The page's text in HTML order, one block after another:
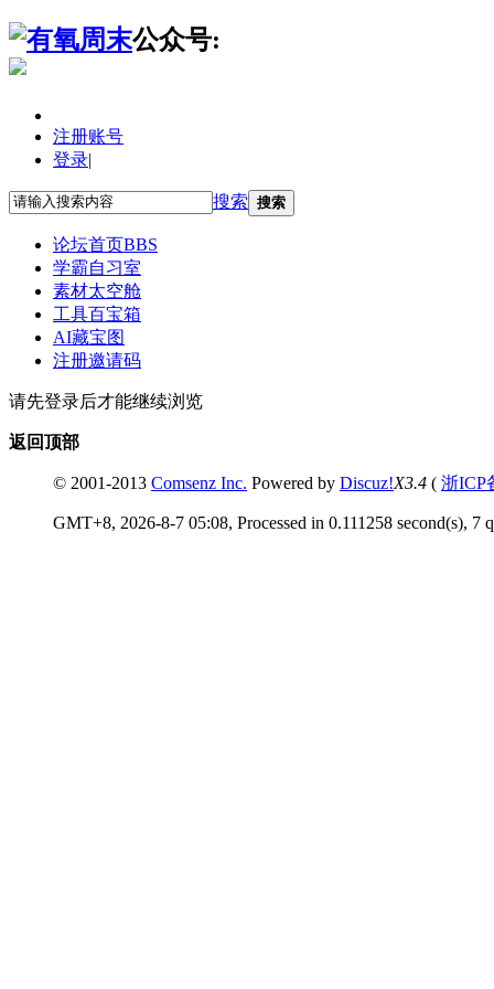
公众号:
注册账号
登录|
搜索 搜索
论坛首页BBS
学霸自习室
素材太空舱
工具百宝箱
AI藏宝图
注册邀请码
请先登录后才能继续浏览
返回顶部
© 2001-2013 Comsenz Inc. Powered by Discuz!X3.4 ( 浙ICP
GMT+8, 2026-8-7 05:08, Processed in 0.111258 second(s), 7